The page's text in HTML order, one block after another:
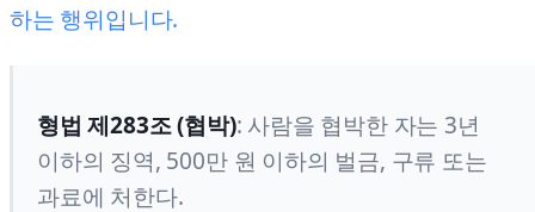
하는 행위입니다.
형법 제283조 (협박): 사람을 협박한 자는 3년
이하의 징역, 500만 원 이하의 벌금, 구류 또는
과료에 처한다.